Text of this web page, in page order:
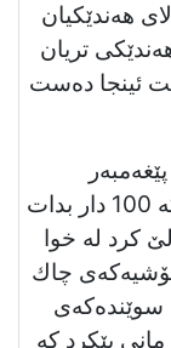
هەندێکیان
تریان
ئینجا دەست
ئەيیوب (علیە السلام) سوێندی خوارد كە 100 دار بدات
كرد لە خوا
چاك
سوێندەكەی
پێکرد کە